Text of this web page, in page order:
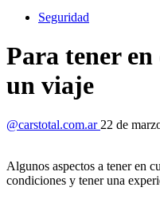
Seguridad
Para tener en
un viaje
@carstotal.com.ar 22 de
Algunos aspectos a tener en
condiciones y tener una